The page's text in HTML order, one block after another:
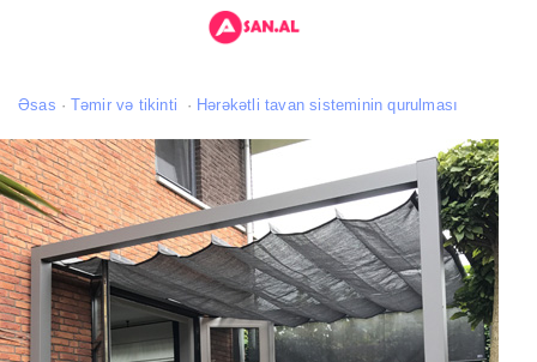
Əsas Təmir və tikinti Hərəkətli tavan sisteminin qurulması